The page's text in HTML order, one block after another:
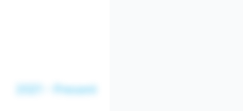
2021 - Present